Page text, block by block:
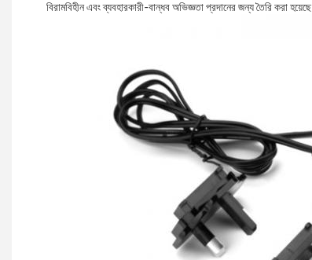
বিরামবিহীন এবং ব্যবহারকারী-বান্ধব অভিজ্ঞতা প্রদানের জন্য তৈরি করা হয়েছে.